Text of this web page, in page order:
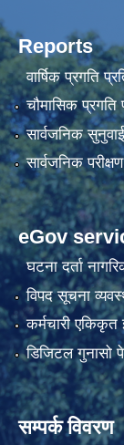
Reports
वार्षिक प्रगति
चौमासिक प्रगति
सार्वजनिक सुनुवाई
सार्वजनिक परीक्षण
eGov
घटना दर्ता
विपद सूचना
कर्मचारी एकिकृत
डिजिटल गुनासो
सम्पर्क विवरण